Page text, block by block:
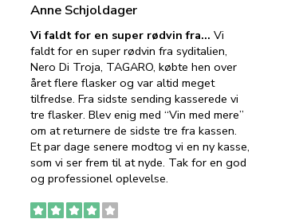
Anne Schjoldager
Vi faldt for en super rødvin fra… Vi
faldt for en super rødvin fra syditalien,
Nero Di Troja, TAGARO, købte hen over
året flere flasker og var altid meget
tilfredse. Fra sidste sending kasserede vi
tre flasker. Blev enig med “Vin med mere”
om at returnere de sidste tre fra kassen.
Et par dage senere modtog vi en ny kasse,
som vi ser frem til at nyde. Tak for en god
og professionel oplevelse.